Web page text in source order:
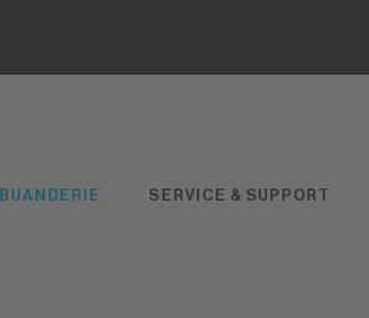
BUANDERIE SERVICE & SUPPORT